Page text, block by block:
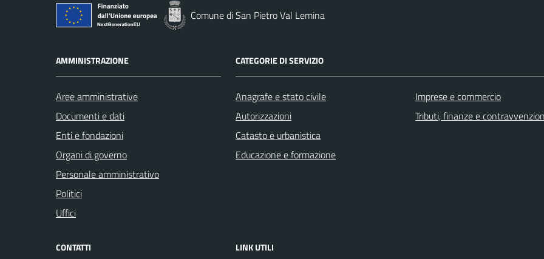
Comune di San Pietro Val Lemina
AMMINISTRAZIONE
Aree amministrative
Documenti e dati
Enti e fondazioni
Organi di governo
Personale amministrativo
Politici
Uffici
CATEGORIE DI SERVIZIO
Anagrafe e stato civile
Autorizzazioni
Catasto e urbanistica
Educazione e formazione
Imprese e commercio
Tributi, finanze e
CONTATTI LINK UTILI